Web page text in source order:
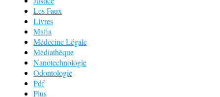
Les Faux
Livres
Mafia
Médecine Légale
Médiathèque
Nanotechnologie
Odontologie
Pdf
Plus